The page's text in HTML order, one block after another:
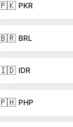
PKR
BRL
IDR
PHP